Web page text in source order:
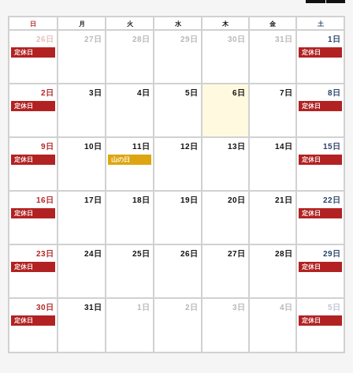
日 月 火 水 木 金 土
26日
定休日
27日 28日 29日 30日 31日 1日
定休日
2日
定休日
3日 4日 5日 6日 7日 8日
定休日
9日
定休日
10日 11日
山の日
12日 13日 14日 15日
定休日
16日
定休日
17日 18日 19日 20日 21日 22日
定休日
23日
定休日
24日 25日 26日 27日 28日 29日
定休日
30日
定休日
31日 1日 2日 3日 4日 5日
定休日